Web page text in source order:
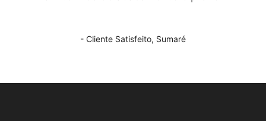
- Cliente Satisfeito, Sumaré